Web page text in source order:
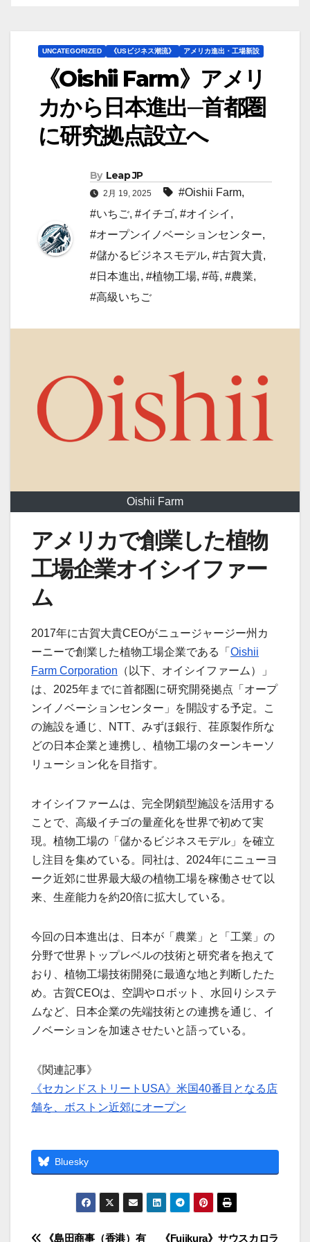
UNCATEGORIZED 《USビジネス潮流》 アメリカ進出・工場新設
《Oishii Farm》アメリ
カから日本進出─首都圏
に研究拠点設立へ
By Leap JP
2月 19, 2025 #Oishii Farm,
#いちご, #イチゴ, #オイシイ ,
#オープンイノベーションセンター,
#儲かるビジネスモデル, #古賀大貴,
#日本進出, #植物工場, #苺, #農業,
#高級いちご
Oishii Farm
アメリカで創業した植物
工場企業オイシイファー
ム
2017年に古賀大貴CEOがニュージャージー州カ
ーニーで創業した植物工場企業である「 Oishii
Farm Corporation （以下、オイシイファーム）」
は、2025年までに首都圏に研究開発拠点「オープ
ンイノベーションセンター」を開設する予定。こ
の施設を通じ、NTT、みずほ銀行、荏原製作所な
どの日本企業と連携し、植物工場のターンキーソ
リューション化を目指す。
オイシイファームは、完全閉鎖型施設を活用する
ことで、高級イチゴの量産化を世界で初めて実
現。植物工場の「儲かるビジネスモデル」を確立
し注目を集めている。同社は、2024年にニューヨ
ーク近郊に世界最大級の植物工場を稼働させて以
来、生産能力を約20倍に拡大している。
今回の日本進出は、日本が「農業」と「工業」の
分野で世界トップレベルの技術と研究者を抱えて
おり、植物工場技術開発に最適な地と判断したた
め。古賀CEOは、空調やロボット、水回りシステ
ムなど、日本企業の先端技術との連携を通じ、イ
ノベーションを加速させたいと語っている。
《関連記事》
《セカンドストリートUSA》米国40番目となる店
舗を、ボストン近郊にオープン
Bluesky
《Fujikura》サウスカロラ
《島田商事（香港）有